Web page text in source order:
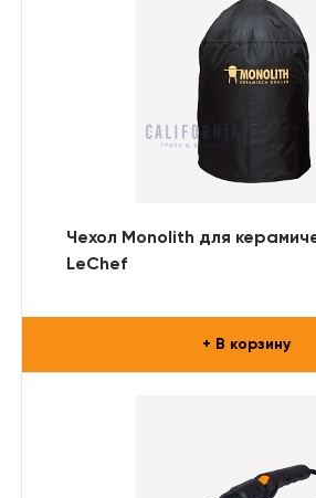
Чехол Monolith для
LeChef
+ В корзину